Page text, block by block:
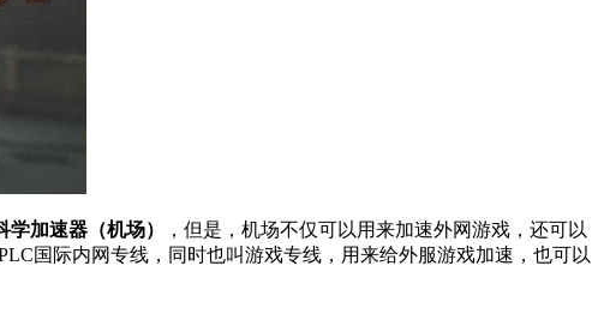
加速器（机场）
，但是，机场不仅可以用来加速外网游戏，还可以
国际内网专线，同时也叫游戏专线，用来给外服游戏加速，也可以